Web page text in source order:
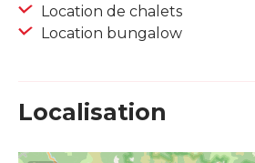
Location de chalets
Location bungalow
Localisation